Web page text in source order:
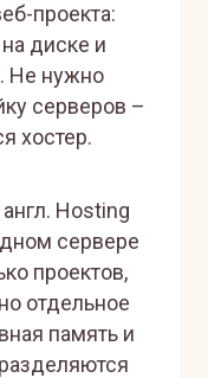
проекта:
диске и
Не нужно
серверов –
хостер.
Hosting
сервере
проектов,
отдельное
память и